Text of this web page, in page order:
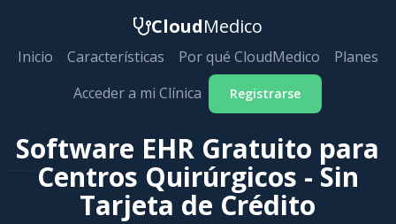
CloudMedico
Inicio Características Por qué CloudMedico
Planes
Acceder a mi Clínica
Registrarse
Software EHR Gratuito para
Centros Quirúrgicos - Sin
Tarjeta de Crédito